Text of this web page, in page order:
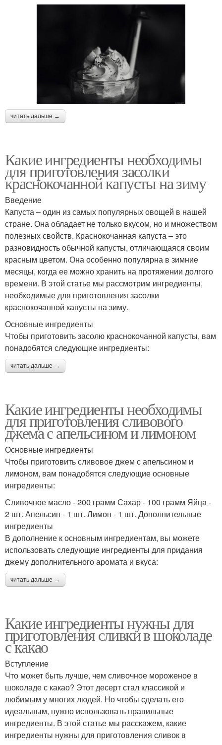
читать дальше →
Какие ингредиенты необходимы
для приготовления засолки
краснокочанной капусты на зиму
Введение
Капуста – один из самых популярных овощей в нашей
стране. Она обладает не только вкусом, но и множеством
полезных свойств. Краснокочанная капуста – это
разновидность обычной капусты, отличающаяся своим
красным цветом. Она особенно популярна в зимние
месяцы, когда ее можно хранить на протяжении долгого
времени. В этой статье мы рассмотрим ингредиенты,
необходимые для приготовления засолки
краснокочанной капусты на зиму.
Основные ингредиенты
Чтобы приготовить засолю краснокочанной капусты, вам
понадобятся следующие ингредиенты:
читать дальше →
Какие ингредиенты необходимы
для приготовления сливового
джема с апельсином и лимоном
Основные ингредиенты
Чтобы приготовить сливовое джем с апельсином и
лимоном, вам понадобятся следующие основные
ингредиенты:
Сливочное масло - 200 грамм Сахар - 100 грамм Яйца -
2 шт. Апельсин - 1 шт. Лимон - 1 шт. Дополнительные
ингредиенты
В дополнение к основным ингредиентам, вы можете
использовать следующие ингредиенты для придания
джему дополнительного аромата и вкуса:
читать дальше →
Какие ингредиенты нужны для
приготовления сливки в шоколаде
с какао
Вступление
Что может быть лучше, чем сливочное мороженое в
шоколаде с какао? Этот десерт стал классикой и
любимым у многих людей. Но чтобы сделать его
идеальным, нужно использовать правильные
ингредиенты. В этой статье мы расскажем, какие
ингредиенты нужны для приготовления сливок в